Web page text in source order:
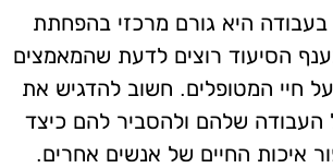
היא גורם מרכזי בהפחתת
הסיעוד רוצים לדעת שהמאמצים
חיי המטופלים. חשוב להדגיש את
שלהם ולהסביר להם כיצד
איכות החיים של אנשים אחרים.